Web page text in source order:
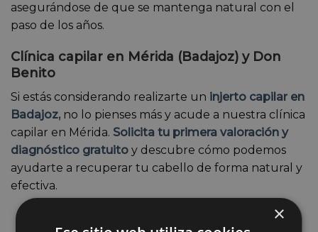
asegurándose de que se mantenga natural con el
paso de los años.
Clínica capilar en Mérida (Badajoz) y Don
Benito
Si estás considerando realizarte un injerto capilar en
Badajoz, no lo pienses más y acude a nuestra clínica
capilar en Mérida. Solicita tu primera valoración y
diagnóstico gratuito y descubre cómo podemos
ayudarte a recuperar tu cabello de forma natural y
efectiva.
×